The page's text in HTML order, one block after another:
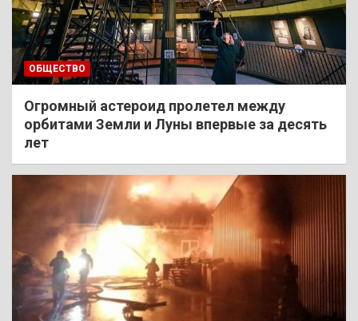
ОБЩЕСТВО
Огромный астероид пролетел между
орбитами Земли и Луны впервые за десять
лет